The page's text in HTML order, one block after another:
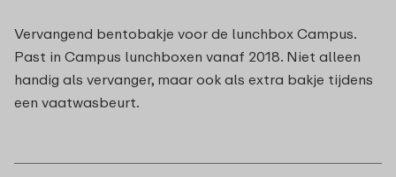
Vervangend bentobakje voor de lunchbox Campus.
Past in Campus lunchboxen vanaf 2018. Niet alleen
handig als vervanger, maar ook als extra bakje tijdens
een vaatwasbeurt.